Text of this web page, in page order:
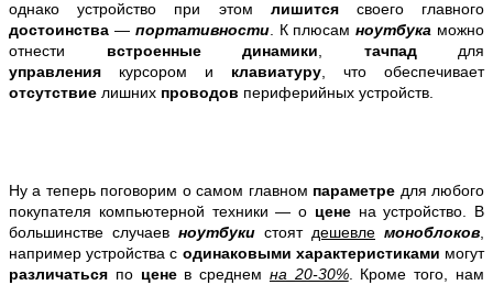
однако устройство при этом лишится своего главного
достоинства — портативности. К плюсамноутбука можно
отнести встроенные динамики тачпад для
управления курсором и клавиатуру , что обеспечивает
отсутствие лишних проводов периферийных устройств.
Ну а теперь поговорим о самом главном параметре для любого
покупателя компьютерной техники — о цене на устройство. В
большинстве случаев ноутбуки стоят дешевле моноблоков
например устройства с одинаковыми характеристиками могут
различаться по цене в среднем на 20-30%. Кроме того, нам